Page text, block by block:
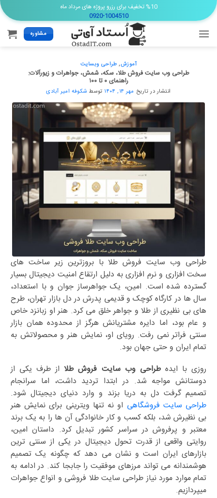
Skip
to
content
%10 تخفیف برای رزرو پروژه های مرداد ماه
0920-1004510
مشاوره
آموزش, طراحی وبسایت
طراحی وب سایت فروش طلا، سکه، شمش، جواهرات و زیورآلات:
راهنمای ۰ تا ۱۰۰
انتشار در تاریخ مهر ۱۴, ۱۴۰۴ توسط شکوفه امیر آبادی
طراحی وب سایت فروش طلا با بروزترین زیر ساخت های
سخت افزاری و نرم افزاری به دلیل ارتقاع امنیت دیجیتال بسیار
گسترده شده است. امین، یک جواهرساز جوان و با استعداد،
سال ها در کارگاه کوچک و قدیمی پدرش در دل بازار تهران، طرح
های بی نظیری از طلا و جواهر خلق می کرد. هنر او زبانزد خاص
و عام بود، اما دایره مشتریانش هرگز از محدوده همان بازار
سنتی فراتر نمی رفت. رویای او، نمایش هنر و محصولاتش به
تمام ایران و حتی جهان بود.
روزی با ایدهطراحی وب سایت فروش طلااز طرف یکی از
دوستانش مواجه شد. در ابتدا تردید داشت، اما سرانجام
تصمیم گرفت دل به دریا بزند و وارد دنیای دیجیتال شود.
طراحی سایت فروشگاهی او نه تنها ویترینی برای نمایش هنر
بی نظیرش شد، بلکه کسب و کار خانوادگی آن ها را به یک برند
معتبر و پرفروش در سراسر کشور تبدیل کرد. داستان امین،
روایتی واقعی از قدرت تحول دیجیتال در یکی از سنتی ترین
بازارهای ایران است و نشان می دهد که چگونه یک تصمیم
هوشمندانه می تواند مرزهای موفقیت را جابجا کند. در ادامه به
تمام موارد مورد نیاز طراحی سایت طلا فروشی و انواع جواهرات
میپردازیم.